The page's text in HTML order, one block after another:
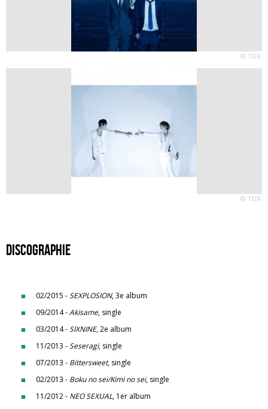
© TDR
© TDR
Discographie
02/2015 -SEXPLOSION, 3e album
09/2014 -Akisame, single
03/2014 -SIXNINE, 2e album
11/2013 -Seseragi, single
07/2013 - Bittersweet, single
02/2013 - Boku no sei/Kimi no sei, single
11/2012 - NEO SEXUAL, 1er album